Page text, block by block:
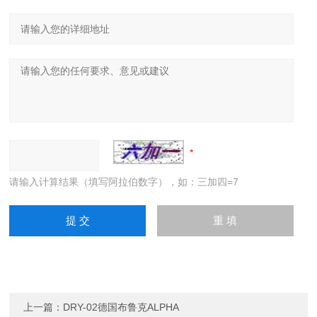
请输入计算结果（填写阿拉伯数字），如：三加四=7
上一篇： DRY-02德国布鲁克ALPHA